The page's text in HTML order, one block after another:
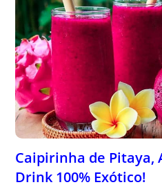
Caipirinha de Pitaya,
Drink 100% Exótico!